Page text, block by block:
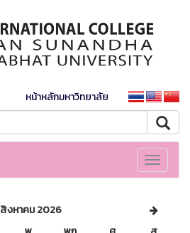
หน้าหลักมหาวิทยาลัย
Toggle
สิงหาคม 2026